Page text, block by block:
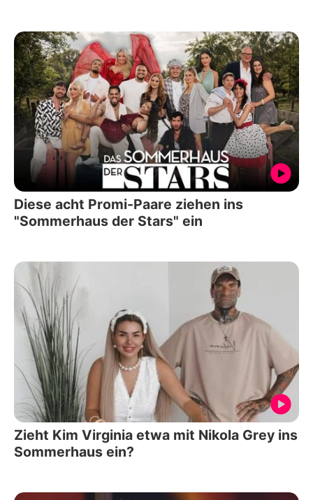
Diese acht Promi-Paare ziehen ins
"Sommerhaus der Stars" ein
Zieht Kim Virginia etwa mit Nikola Grey ins
Sommerhaus ein?